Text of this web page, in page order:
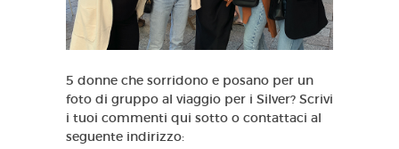
5 donne che sorridono e posano per un
foto di gruppo al viaggio per i Silver? Scrivi
i tuoi commenti qui sotto o contattaci al
seguente indirizzo: